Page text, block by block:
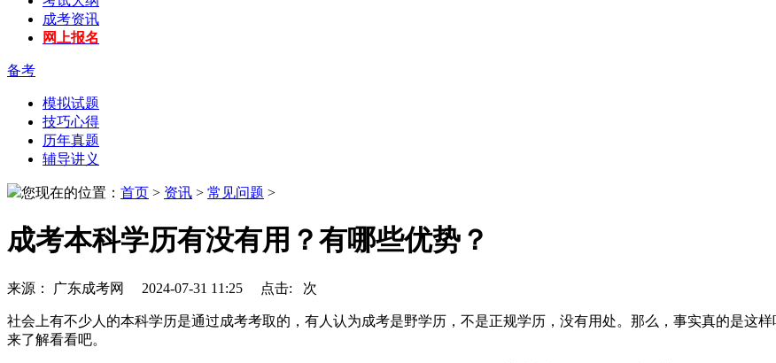
成考资讯
网上报名
备考
模拟试题
技巧心得
历年真题
辅导讲义
您现在的位置： 首页 > 资讯 > 常见问题 >
成考本科学历有没有用？有哪些优势？
来源： 广东成考网 2024-07-31 11:25 点击: 次
社会上有不少人的本科学历是通过成考考取的，有人认为成考是野学历，不是正规学历，没有用处。那么，事实真的是这
来了解看看吧。